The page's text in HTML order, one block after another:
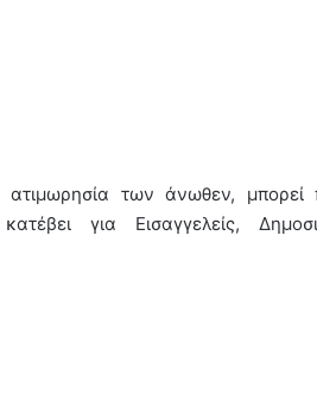
των άνωθεν, μπορεί
για Εισαγγελείς,